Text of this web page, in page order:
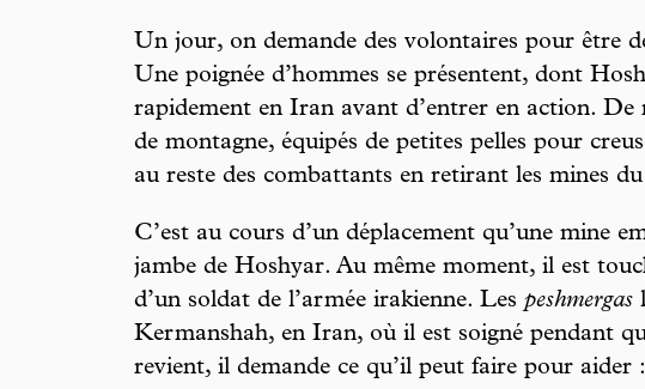
Un jour, on demande des volontaires pour être
Une poignée d’hommes se présentent, dont
rapidement en Iran avant d’entrer en action.
de montagne, équipés de petites pelles pour
au reste des combattants en retirant les mines
C’est au cours d’un déplacement qu’une mine
jambe de Hoshyar. Au même moment, il est
d’un soldat de l’armée irakienne. Les peshmergas
Kermanshah, en Iran, où il est soigné pendant
revient, il demande ce qu’il peut faire pour aider